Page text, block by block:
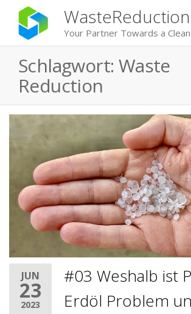
WasteReduction
Your Partner Towards a
Schlagwort: Waste
Reduction
JUN
23
2023
#03 Weshalb ist
Erdöl Problem